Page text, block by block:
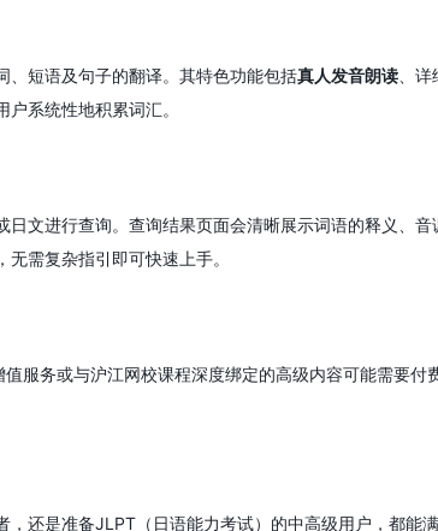
、短语及句子的翻译。其特色功能包括真人发音朗读 、
系统性地积累词汇。
文进行查询。查询结果页面会清晰展示词语的释义、
需复杂指引即可快速上手。
值服务或与沪江网校课程深度绑定的高级内容可能需要
，还是准备JLPT（日语能力考试）的中高级用户，都能